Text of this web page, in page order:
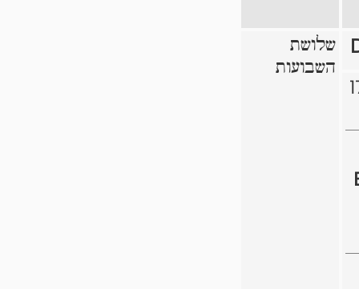
שלושת
השבועות